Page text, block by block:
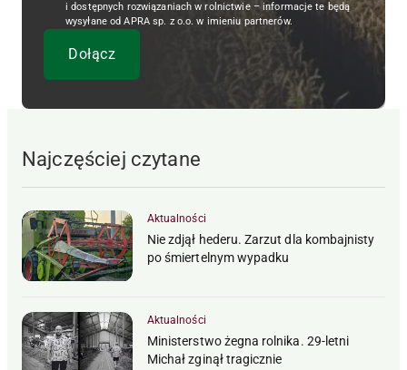
i dostępnych rozwiązaniach w rolnictwie – informacje te będą
wysyłane od APRA sp. z o.o. w imieniu partnerów.
Najczęściej czytane
Aktualności
Nie zdjął hederu. Zarzut dla kombajnisty
po śmiertelnym wypadku
Aktualności
Ministerstwo żegna rolnika. 29-letni
Michał zginął tragicznie